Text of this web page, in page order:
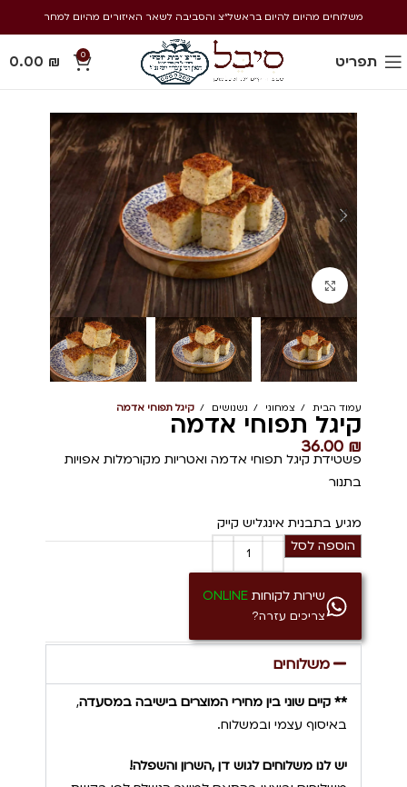
משלוחים מהיום להיום בראשל״צ והסביבה לשאר האיזורים מהיום למחר
תפריט 0
0.00 ₪
Click to enlarge
עמוד הבית צמחוני נשנושים קיגל תפוחי אדמה
קיגל תפוחי אדמה
36.00 ₪
פשטידת קיגל תפוחי אדמה ואטריות מקורמלות אפויות
בתנור
מגיע בתבנית אינגליש קייק
הוספה לסל
שירות לקוחות ONLINE
צריכים עזרה?
משלוחים
** קיים שוני בין מחירי המוצרים בישיבה במסעדה,
באיסוף עצמי ובמשלוח.
יש לנו משלוחים לגוש דן ,השרון והשפלה!